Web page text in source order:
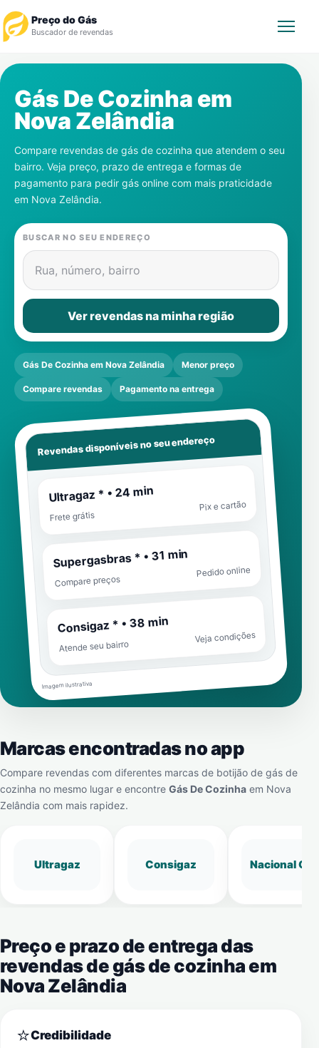
Preço do Gás
Buscador de revendas
Revendedor
Notícias
Cadastre-se
Gás
Contatos
Gás De Cozinha em
Nova Zelândia
Compare revendas de gás de cozinha que atendem o seu
bairro. Veja preço, prazo de entrega e formas de
pagamento para pedir gás online com mais praticidade
em Nova Zelândia.
BUSCAR NO SEU ENDEREÇO
Rua, número, bairro
Ver revendas na minha região
Gás De Cozinha em Nova Zelândia Menor preço
Compare revendas Pagamento na entrega
Revendas disponíveis no seu endereço
Ultragaz * • 24 min
Frete grátis
Pix e cartão
Supergasbras * • 31 min
Compare preços
Pedido online
Consigaz * • 38 min
Atende seu bairro
Veja condições
Imagem ilustrativa
Marcas encontradas no app
Compare revendas com diferentes marcas de botijão de gás de
cozinha no mesmo lugar e encontre Gás De Cozinha em Nova
Zelândia com mais rapidez.
Ultragaz Consigaz Nacional Gás
Preço e prazo de entrega das
revendas de gás de cozinha em
Nova Zelândia
⭐Credibilidade